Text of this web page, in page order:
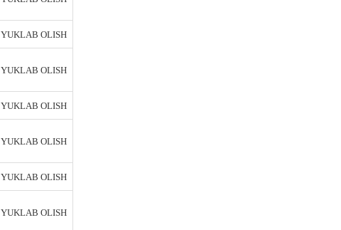
YUKLAB OLISH
YUKLAB OLISH
YUKLAB OLISH
YUKLAB OLISH
YUKLAB OLISH
YUKLAB OLISH